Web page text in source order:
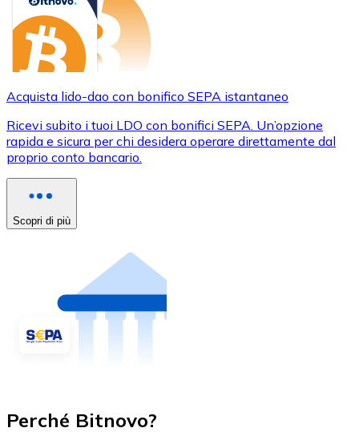
Acquista lido-dao con bonifico SEPA istantaneo
Ricevi subito i tuoi LDO con bonifici SEPA. Un’opzione
rapida e sicura per chi desidera operare direttamente dal
proprio conto bancario.
Scopri di più
Perché Bitnovo?